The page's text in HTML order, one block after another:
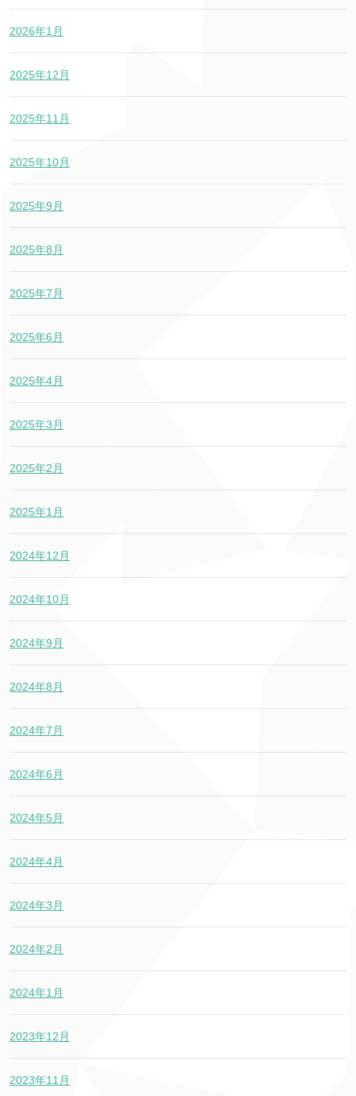
2026年1月
2025年12月
2025年11月
2025年10月
2025年9月
2025年8月
2025年7月
2025年6月
2025年4月
2025年3月
2025年2月
2025年1月
2024年12月
2024年10月
2024年9月
2024年8月
2024年7月
2024年6月
2024年5月
2024年4月
2024年3月
2024年2月
2024年1月
2023年12月
2023年11月